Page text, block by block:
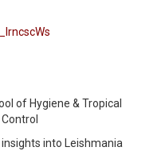
of Hygiene & Tropical
into Leishmania